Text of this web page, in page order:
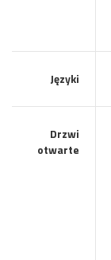
Języki
Drzwi
otwarte